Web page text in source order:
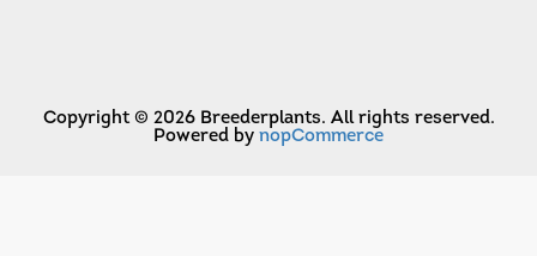
Copyright © 2026 Breederplants. All rights reserved.
Powered by nopCommerce